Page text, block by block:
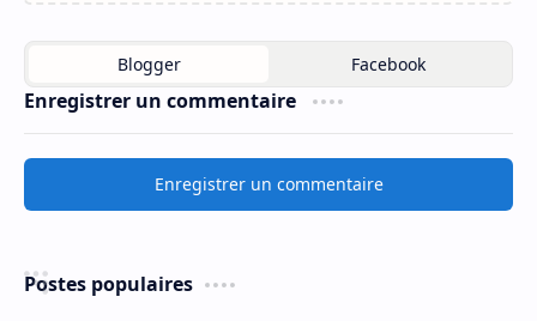
Enregistrer un commentaire
Enregistrer un commentaire
Postes populaires